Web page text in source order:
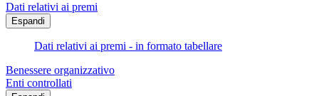
Dati relativi ai premi
Espandi
Dati relativi ai premi - in formato tabellare
Benessere organizzativo
Enti controllati